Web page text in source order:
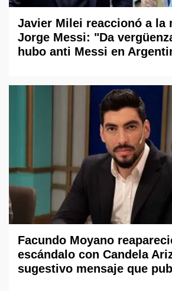
Javier Milei reaccionó a la
Jorge Messi: "Da
hubo anti Messi en
Facundo Moyano
escándalo con Candela
sugestivo mensaje que